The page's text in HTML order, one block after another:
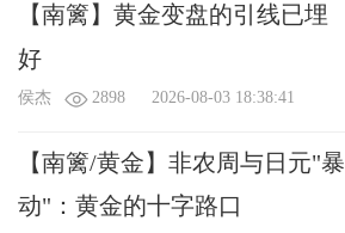
【南篱】黄金变盘的引线已埋
好
侯杰 2898 2026-08-03 18:38:41
【南篱/黄金】非农周与日元"暴
动"：黄金的十字路口